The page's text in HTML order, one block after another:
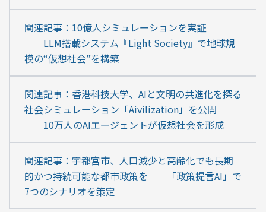
関連記事：10億人シミュレーションを実証
──LLM搭載システム『Light Society』で地球規
模の“仮想社会”を構築
関連記事：香港科技大学、AIと文明の共進化を探る
社会シミュレーション「Aivilization」を公開
──10万人のAIエージェントが仮想社会を形成
関連記事：宇都宮市、人口減少と高齢化でも長期
的かつ持続可能な都市政策を──「政策提言AI」で
7つのシナリオを策定